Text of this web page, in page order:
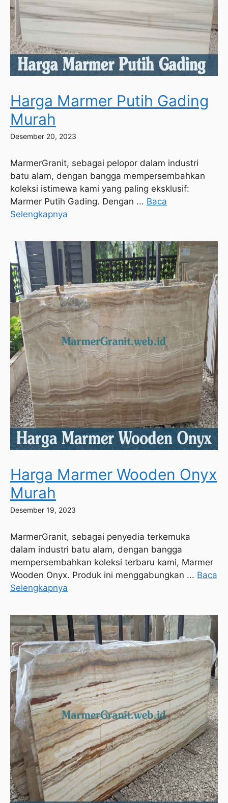
Harga Marmer Putih Gading
Murah
Desember 20, 2023
MarmerGranit, sebagai pelopor dalam industri
batu alam, dengan bangga mempersembahkan
koleksi istimewa kami yang paling eksklusif:
Marmer Putih Gading. Dengan ... Baca
Selengkapnya
Harga Marmer Wooden Onyx
Murah
Desember 19, 2023
MarmerGranit, sebagai penyedia terkemuka
dalam industri batu alam, dengan bangga
mempersembahkan koleksi terbaru kami, Marmer
Wooden Onyx. Produk ini menggabungkan ... Baca
Selengkapnya